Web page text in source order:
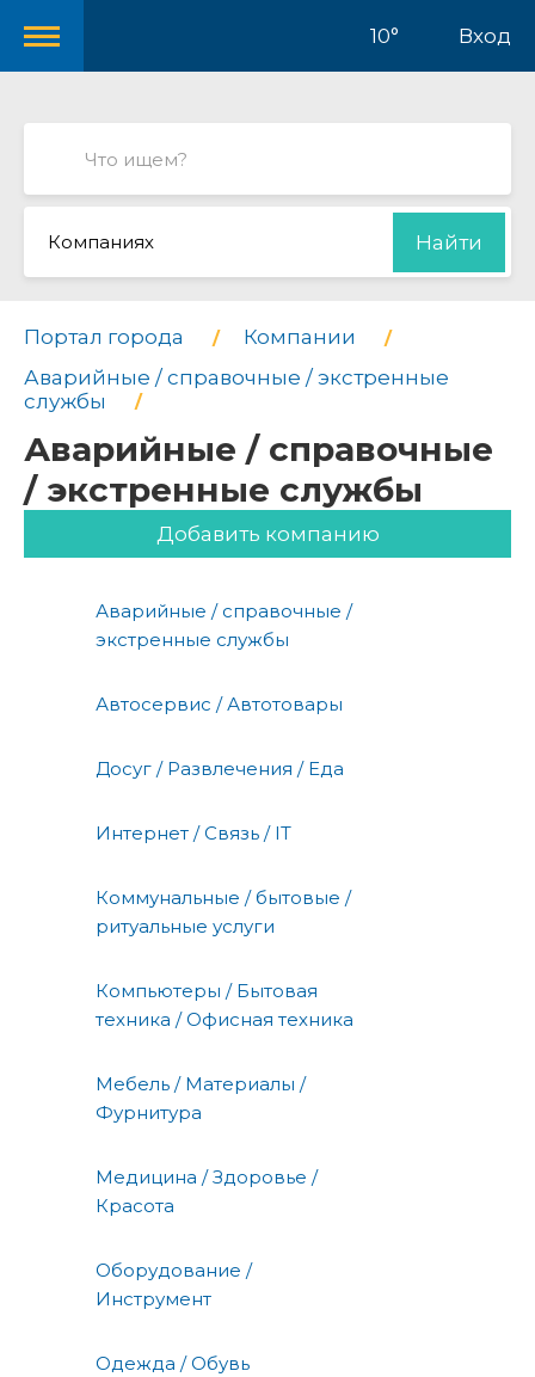
10° Вход
Компаниях Найти
Портал города
Компании
Аварийные / справочные / экстренные
службы
Аварийные / справочные
/ экстренные службы
Добавить компанию
Аварийные / справочные /
экстренные службы
Автосервис / Автотовары
Досуг / Развлечения / Еда
Интернет / Связь / IT
Коммунальные / бытовые /
ритуальные услуги
Компьютеры / Бытовая
техника / Офисная техника
Мебель / Материалы /
Фурнитура
Медицина / Здоровье /
Красота
Оборудование /
Инструмент
Одежда / Обувь